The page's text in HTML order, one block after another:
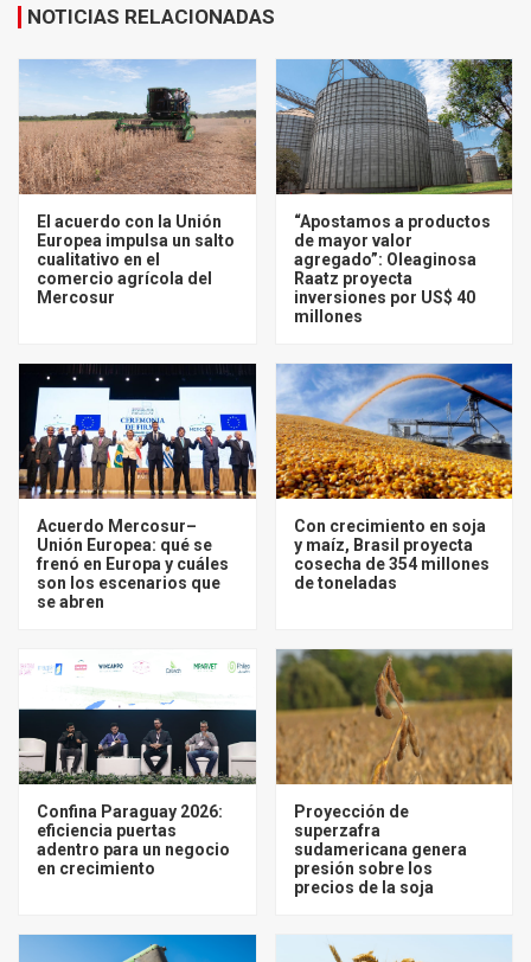
NOTICIAS RELACIONADAS
El acuerdo con la Unión
Europea impulsa un salto
cualitativo en el
comercio agrícola del
Mercosur
“Apostamos a productos
de mayor valor
agregado”: Oleaginosa
Raatz proyecta
inversiones por US$ 40
millones
Acuerdo Mercosur–
Unión Europea: qué se
frenó en Europa y cuáles
son los escenarios que
se abren
Con crecimiento en soja
y maíz, Brasil proyecta
cosecha de 354 millones
de toneladas
Confina Paraguay 2026:
eficiencia puertas
adentro para un negocio
en crecimiento
Proyección de
superzafra
sudamericana genera
presión sobre los
precios de la soja